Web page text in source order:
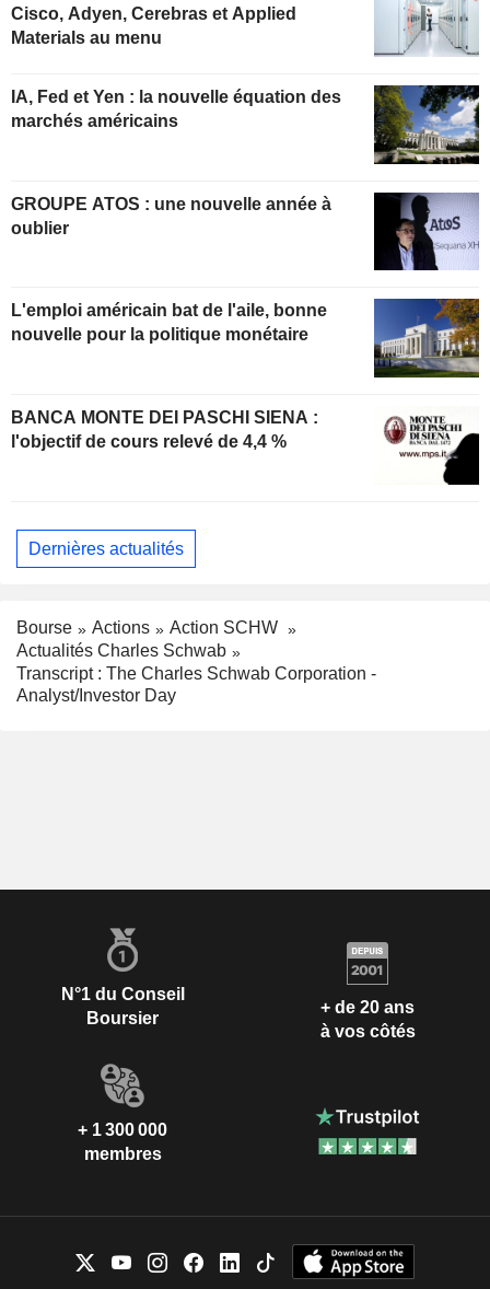
Cisco, Adyen, Cerebras et Applied
Materials au menu
IA, Fed et Yen : la nouvelle équation des
marchés américains
GROUPE ATOS : une nouvelle année à
oublier
L'emploi américain bat de l'aile, bonne
nouvelle pour la politique monétaire
BANCA MONTE DEI PASCHI SIENA :
l'objectif de cours relevé de 4,4 %
Dernières actualités
Bourse Actions
Action SCHW
Actualités Charles Schwab
Transcript : The Charles Schwab Corporation -
Analyst/Investor Day
N°1 du Conseil
Boursier
+ de 20 ans
à vos côtés
+ 1 300 000
membres